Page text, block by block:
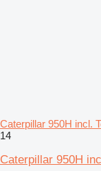
Caterpillar 950H incl.
14
Caterpillar 950H